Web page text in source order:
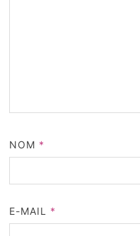
NOM *
E-MAIL *